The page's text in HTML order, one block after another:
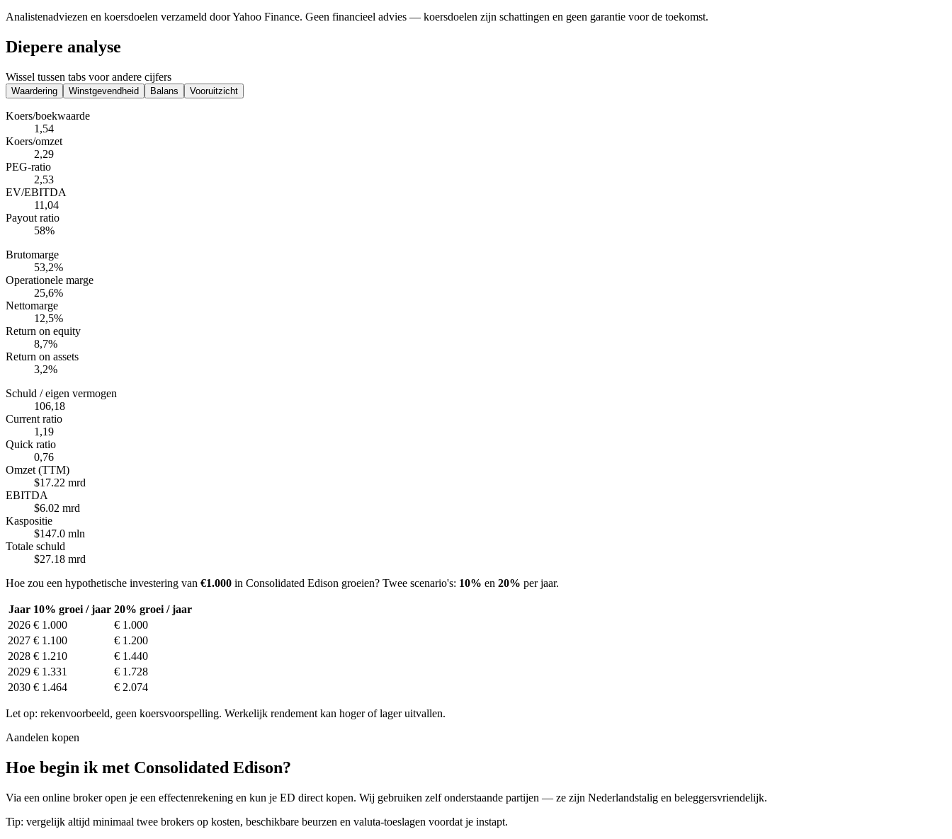
Analistenadviezen en koersdoelen verzameld door Yahoo Finance. Geen financieel advies — koersdoelen zijn schattingen en geen garantie voor de toekomst.
Diepere analyse
Wissel tussen tabs voor andere cijfers
Waardering Winstgevendheid Balans Vooruitzicht
Koers/boekwaarde
1,54
Koers/omzet
2,29
PEG-ratio
2,53
EV/EBITDA
11,04
Payout ratio
58%
Brutomarge
53,2%
Operationele marge
25,6%
Nettomarge
12,5%
Return on equity
8,7%
Return on assets
3,2%
Schuld / eigen vermogen
106,18
Current ratio
1,19
Quick ratio
0,76
Omzet (TTM)
$17.22 mrd
EBITDA
$6.02 mrd
Kaspositie
$147.0 mln
Totale schuld
$27.18 mrd
Hoe zou een hypothetische investering van €1.000 in Consolidated Edison groeien? Twee scenario's: 10% en 20% per jaar.
Jaar 10% groei / jaar 20% groei / jaar
2026 € 1.000
€ 1.000
2027 € 1.100
€ 1.200
2028 € 1.210
€ 1.440
2029 € 1.331
€ 1.728
2030 € 1.464 € 2.074
Let op: rekenvoorbeeld, geen koersvoorspelling. Werkelijk rendement kan hoger of lager uitvallen.
Aandelen kopen
Hoe begin ik met Consolidated Edison?
Via een online broker open je een effectenrekening en kun je ED direct kopen. Wij gebruiken zelf onderstaande partijen — ze zijn Nederlandstalig en beleggersvriendelijk.
Tip: vergelijk altijd minimaal twee brokers op kosten, beschikbare beurzen en valuta-toeslagen voordat je instapt.